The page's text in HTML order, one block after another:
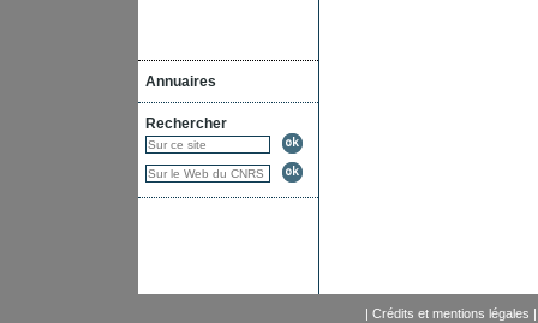
Annuaires
Rechercher
| Crédits et mentions légales